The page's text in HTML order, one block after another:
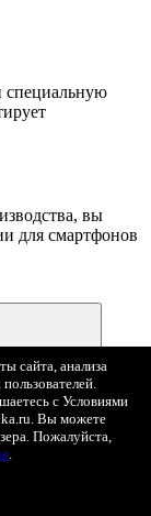
специальную
вы
для смартфонов
сайта, анализа
с Условиями
Вы можете
Пожалуйста,
.